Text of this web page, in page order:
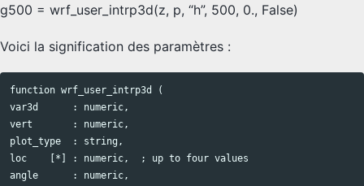
g500 = wrf_user_intrp3d(z, p, “h”, 500, 0., False)
Voici la signification des paramètres :
Copy code
function wrf_user_intrp3d (
var3d      : numeric,
vert       : numeric,
plot_type  : string,
loc    [*] : numeric,  ; up to four values
angle      : numeric,